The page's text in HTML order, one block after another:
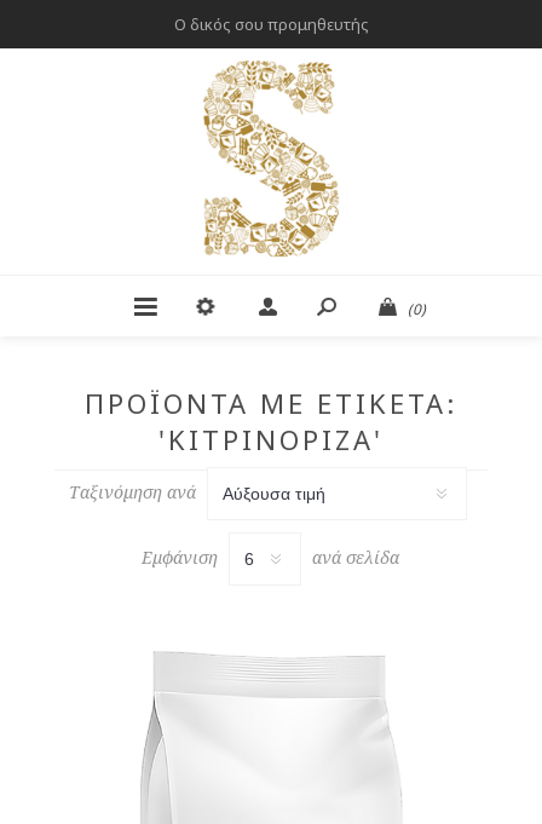
Ο δικός σου προμηθευτής
(0)
ΠΡΟΪΌΝΤΑ ΜΕ ΕΤΙΚΈΤΑ:
'ΚΙΤΡΙΝΌΡΙΖΑ'
Ταξινόμηση ανά
Εμφάνιση ανά σελίδα